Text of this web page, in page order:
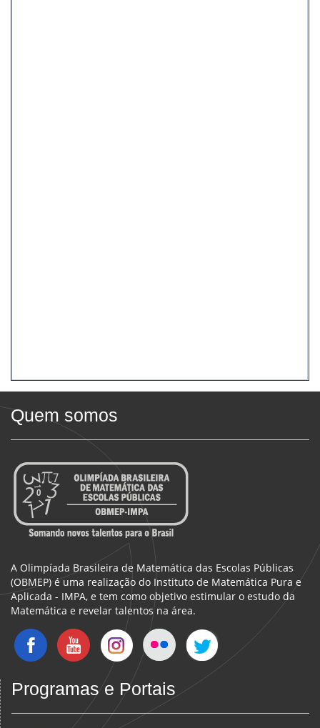
Quem somos
A Olimpíada Brasileira de Matemática das Escolas Públicas
(OBMEP) é uma realização do Instituto de Matemática Pura e
Aplicada - IMPA, e tem como objetivo estimular o estudo da
Matemática e revelar talentos na área.
Programas e Portais